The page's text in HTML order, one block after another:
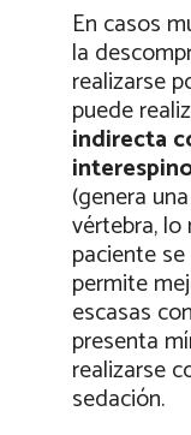
En casos
la
realizarse
puede
indirecta
(genera
vértebra,
paciente
permite
escasas
presenta
realizarse
sedación.